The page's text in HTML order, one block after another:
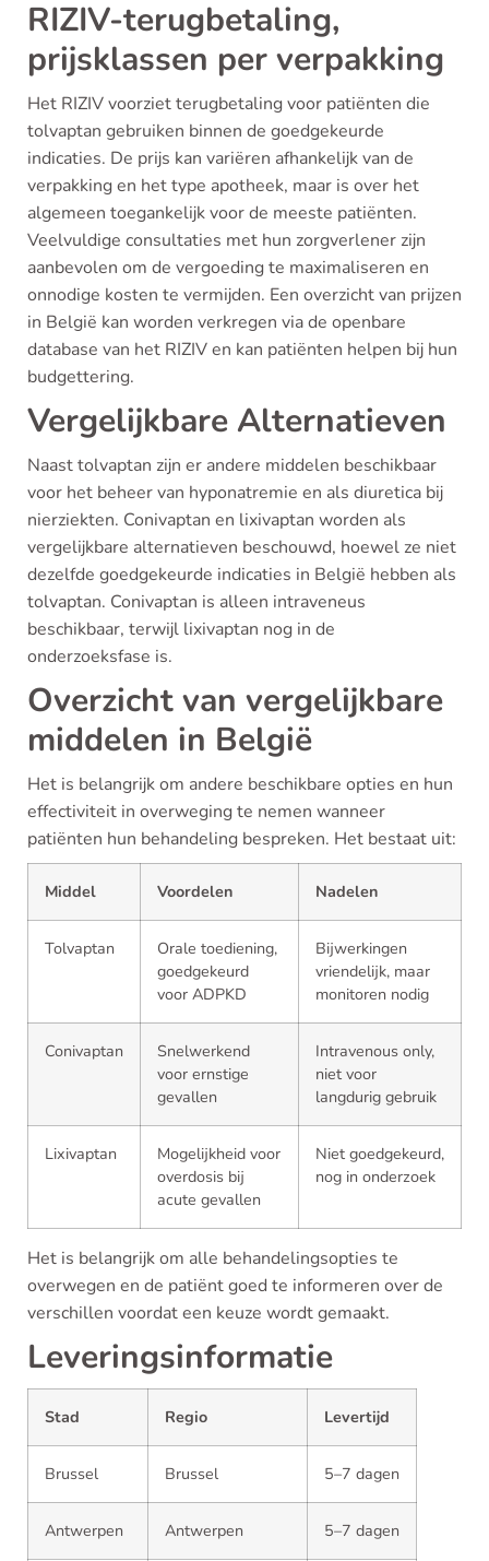
RIZIV-terugbetaling,
prijsklassen per verpakking
Het RIZIV voorziet terugbetaling voor patiënten die
tolvaptan gebruiken binnen de goedgekeurde
indicaties. De prijs kan variëren afhankelijk van de
verpakking en het type apotheek, maar is over het
algemeen toegankelijk voor de meeste patiënten.
Veelvuldige consultaties met hun zorgverlener zijn
aanbevolen om de vergoeding te maximaliseren en
onnodige kosten te vermijden. Een overzicht van prijzen
in België kan worden verkregen via de openbare
database van het RIZIV en kan patiënten helpen bij hun
budgettering.
Vergelijkbare Alternatieven
Naast tolvaptan zijn er andere middelen beschikbaar
voor het beheer van hyponatremie en als diuretica bij
nierziekten. Conivaptan en lixivaptan worden als
vergelijkbare alternatieven beschouwd, hoewel ze niet
dezelfde goedgekeurde indicaties in België hebben als
tolvaptan. Conivaptan is alleen intraveneus
beschikbaar, terwijl lixivaptan nog in de
onderzoeksfase is.
Overzicht van vergelijkbare
middelen in België
Het is belangrijk om andere beschikbare opties en hun
effectiviteit in overweging te nemen wanneer
patiënten hun behandeling bespreken. Het bestaat uit:
Middel Voordelen Nadelen
Tolvaptan
Orale toediening,
goedgekeurd
voor ADPKD
Bijwerkingen
vriendelijk, maar
monitoren nodig
Conivaptan
Snelwerkend
voor ernstige
gevallen
Intravenous only,
niet voor
langdurig gebruik
Lixivaptan
Mogelijkheid voor
overdosis bij
acute gevallen
Niet goedgekeurd,
nog in onderzoek
Het is belangrijk om alle behandelingsopties te
overwegen en de patiënt goed te informeren over de
verschillen voordat een keuze wordt gemaakt.
Leveringsinformatie
Stad Regio Levertijd
Brussel Brussel 5–7 dagen
Antwerpen Antwerpen 5–7 dagen